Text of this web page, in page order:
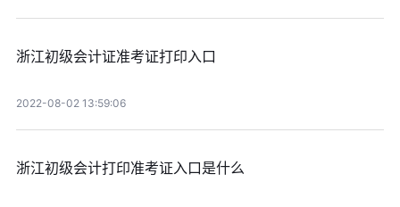
浙江初级会计证准考证打印入口
2022-08-02 13:59:06
浙江初级会计打印准考证入口是什么